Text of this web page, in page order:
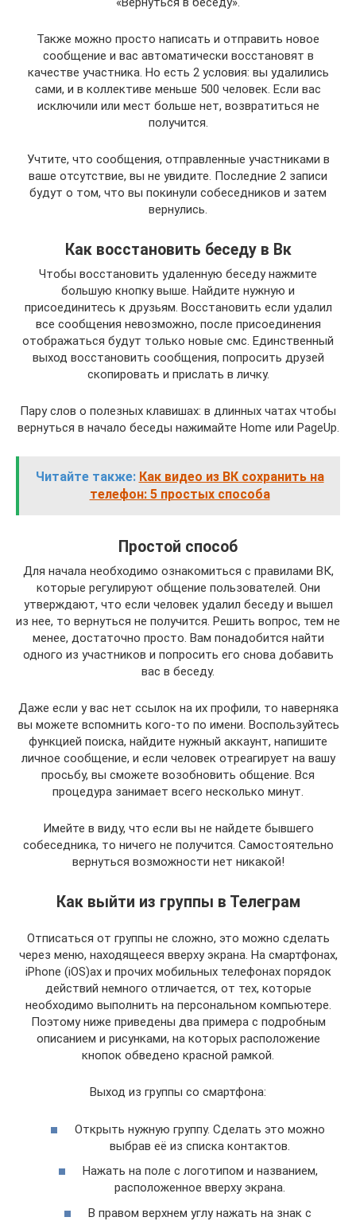
Также можно просто написать и отправить новое
сообщение и вас автоматически восстановят в
качестве участника. Но есть 2 условия: вы удалились
сами, и в коллективе меньше 500 человек. Если вас
исключили или мест больше нет, возвратиться не
получится.
Учтите, что сообщения, отправленные участниками в
ваше отсутствие, вы не увидите. Последние 2 записи
будут о том, что вы покинули собеседников и затем
вернулись.
Как восстановить беседу в Вк
Чтобы восстановить удаленную беседу нажмите
большую кнопку выше. Найдите нужную и
присоединитесь к друзьям. Восстановить если удалил
все сообщения невозможно, после присоединения
отображаться будут только новые смс. Единственный
выход восстановить сообщения, попросить друзей
скопировать и прислать в личку.
Пару слов о полезных клавишах: в длинных чатах чтобы
вернуться в начало беседы нажимайте Home или PageUp.
Читайте также: Как видео из ВК сохранить на
телефон: 5 простых способа
Простой способ
Для начала необходимо ознакомиться с правилами ВК,
которые регулируют общение пользователей. Они
утверждают, что если человек удалил беседу и вышел
из нее, то вернуться не получится. Решить вопрос, тем не
менее, достаточно просто. Вам понадобится найти
одного из участников и попросить его снова добавить
вас в беседу.
Даже если у вас нет ссылок на их профили, то наверняка
вы можете вспомнить кого-то по имени. Воспользуйтесь
функцией поиска, найдите нужный аккаунт, напишите
личное сообщение, и если человек отреагирует на вашу
просьбу, вы сможете возобновить общение. Вся
процедура занимает всего несколько минут.
Имейте в виду, что если вы не найдете бывшего
собеседника, то ничего не получится. Самостоятельно
вернуться возможности нет никакой!
Как выйти из группы в Телеграм
Отписаться от группы не сложно, это можно сделать
через меню, находящееся вверху экрана. На смартфонах,
iPhone (iOS)ах и прочих мобильных телефонах порядок
действий немного отличается, от тех, которые
необходимо выполнить на персональном компьютере.
Поэтому ниже приведены два примера с подробным
описанием и рисунками, на которых расположение
кнопок обведено красной рамкой.
Выход из группы со смартфона:
Открыть нужную группу. Сделать это можно
выбрав её из списка контактов.
Нажать на поле с логотипом и названием,
расположенное вверху экрана.
В правом верхнем углу нажать на знак с